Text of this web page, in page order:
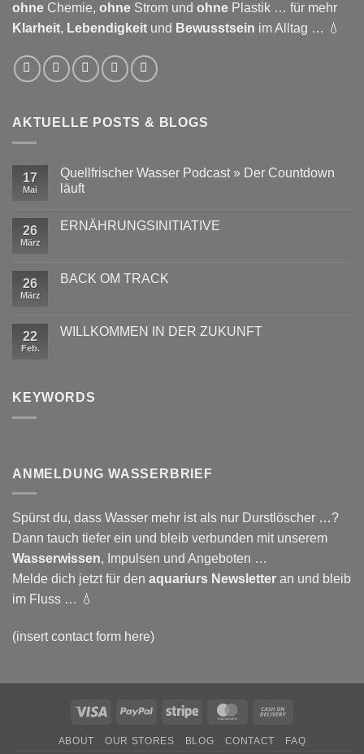
ohne Chemie, ohne Strom und ohne Plastik … für mehr
Klarheit, Lebendigkeit und Bewusstsein im Alltag … 💧
AKTUELLE POSTS & BLOGS
17
Mai
Quellfrischer Wasser Podcast » Der Countdown
läuft
zu
Der
26
März
ERNÄHRUNGSINITIATIVE
ERNÄHRUNGSINITIATIVE
26
März
BACK OM TRACK
BACK
OM
22
Feb.
WILLKOMMEN IN DER ZUKUNFT
DER
KEYWORDS
ANMELDUNG WASSERBRIEF
Spürst du, dass Wasser mehr ist als nur Durstlöscher …?
Dann tauch tiefer ein und bleib verbunden mit unserem
Wasserwissen, Impulsen und Angeboten …
Melde dich jetzt für den aquariurs Newsletter an und bleib
im Fluss … 💧
(insert contact form here)
Visa PayPal Stripe MasterCard
Delivery
ABOUT OUR STORES BLOG CONTACT FAQ